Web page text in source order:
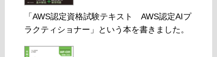
「AWS認定資格試験テキスト AWS認定AIプ
ラクティショナー」という本を書きました。